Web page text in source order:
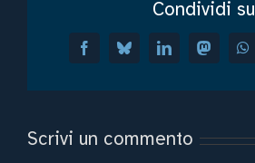
Condividi su
Scrivi un commento